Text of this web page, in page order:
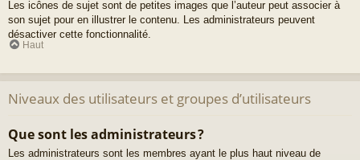
Les icônes de sujet sont de petites images que l’auteur peut associer à
son sujet pour en illustrer le contenu. Les administrateurs peuvent
désactiver cette fonctionnalité.
Haut
Niveaux des utilisateurs et groupes d’utilisateurs
Que sont les administrateurs ?
Les administrateurs sont les membres ayant le plus haut niveau de